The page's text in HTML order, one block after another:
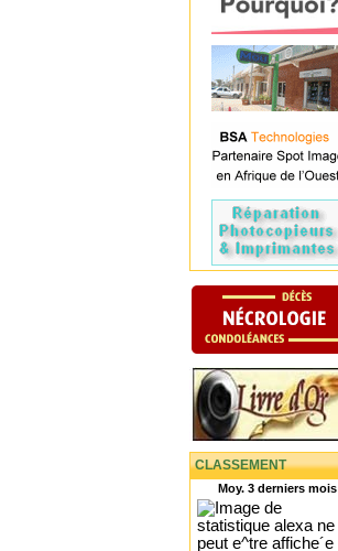
CLASSEMENT
Moy. 3 derniers mois